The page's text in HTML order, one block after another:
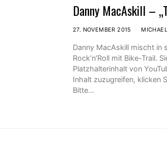
Danny MacAskill –
27. NOVEMBER 2015 MICHAEL
Danny MacAskill mischt in
Rock’n’Roll mit Bike-Trail.
Platzhalterinhalt von
Inhalt zuzugreifen, klicken
Bitte…